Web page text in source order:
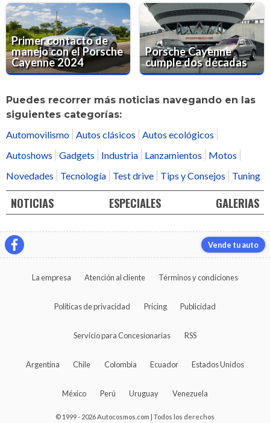
Primer contacto de
manejo con el Porsche
Cayenne 2024
Porsche Cayenne
cumple dos décadas
Puedes recorrer más noticias navegando en las
siguientes categorías:
Automovilismo Autos clásicos
Autos ecológicos
Autoshows
Gadgets Industria Lanzamientos
Motos
Novedades
Tecnología Test drive Tips y Consejos Tuning
NOTICIAS ESPECIALES GALERIAS
Vende tu auto
La empresa Atención al cliente Términos y condiciones
Políticas de privacidad Pricing Publicidad
Servicio para Concesionarias RSS
Argentina Chile Colombia Ecuador Estados Unidos
México Perú Uruguay Venezuela
© 1999 - 2026 Autocosmos.com | Todos los derechos